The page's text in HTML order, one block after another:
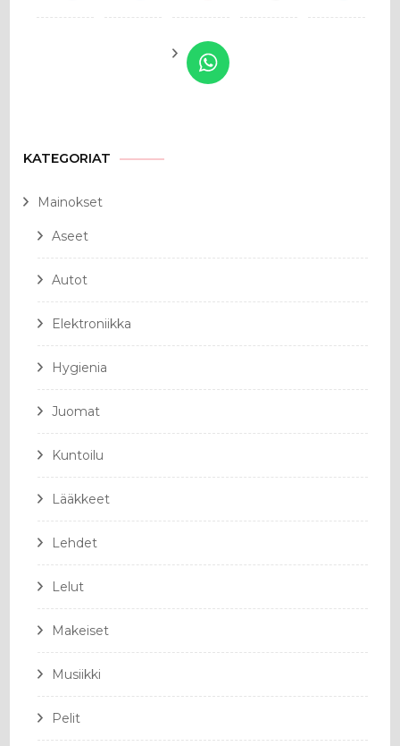
KATEGORIAT
Mainokset
Aseet
Autot
Elektroniikka
Hygienia
Juomat
Kuntoilu
Lääkkeet
Lehdet
Lelut
Makeiset
Musiikki
Pelit